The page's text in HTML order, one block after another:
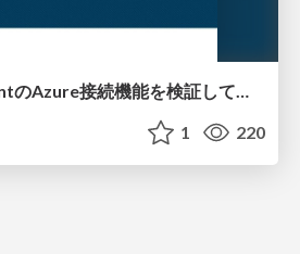
AWS DevOps AgentのAzure接続機能を検証して見えた活用法／Use Cases Verified for the AWS DevOps Agent's Azure Connectivity Feature
1 220